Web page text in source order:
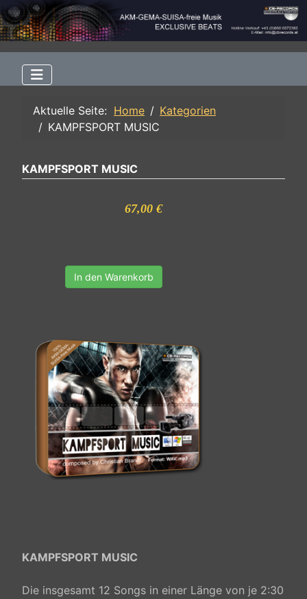
Aktuelle Seite: Home
Kategorien
KAMPFSPORT MUSIC
KAMPFSPORT MUSIC
67,00 €
In den Warenkorb
KAMPFSPORT MUSIC
Die insgesamt 12 Songs in einer Länge von je 2:30